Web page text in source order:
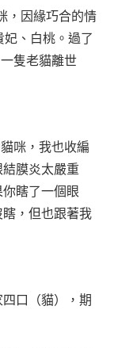
，因緣巧合的情
、白桃。過了
隻老貓離世
咪，我也收編
膜炎太嚴重
瞎了一個眼
，但也跟著我
口（貓），期